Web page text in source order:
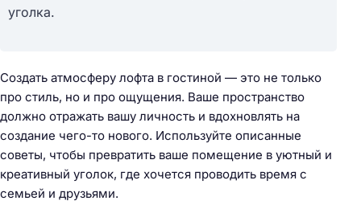
уголка.
Создать атмосферу лофта в гостиной — это не только
про стиль, но и про ощущения. Ваше пространство
должно отражать вашу личность и вдохновлять на
создание чего-то нового. Используйте описанные
советы, чтобы превратить ваше помещение в уютный и
креативный уголок, где хочется проводить время с
семьей и друзьями.